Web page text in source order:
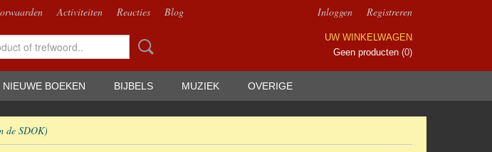
Activiteiten Reacties Blog Inloggen Registreren
UW WINKELWAGEN
Geen producten (0)
NIEUWE BOEKEN BIJBELS MUZIEK OVERIGE
de SDOK)